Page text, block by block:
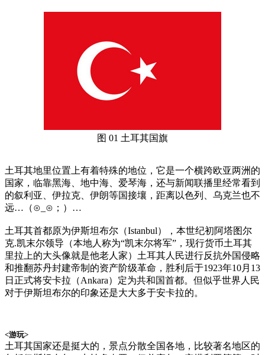
图 01 土耳其国旗
土耳其地里位置上有着特殊的地位，它是一个横跨欧亚两洲的
国家，临靠黑海、地中海、爱琴海，还与新闻联播里经常看到
的叙利亚、伊拉克、伊朗等国接壤，距离以色列、乌克兰也不
远…（⊙_⊙；）…
土耳其首都原为伊斯坦布尔（Istanbul），本世纪初阿塔图尔
克.凯末尔领导（本地人称为“凯末尔将军”，现行货币土耳其
里拉上的大头像就是他老人家）土耳其人民进行反抗外国侵略
和推翻苏丹封建帝制的资产阶级革命，胜利后于1923年10月13
日正式将安卡拉（Ankara）定为共和国首都。但似乎世界人民
对于伊斯坦布尔的印象还是大大多于安卡拉的。
<游玩>
土耳其国家还是挺大的，景点分散全国各地，比较著名地区的